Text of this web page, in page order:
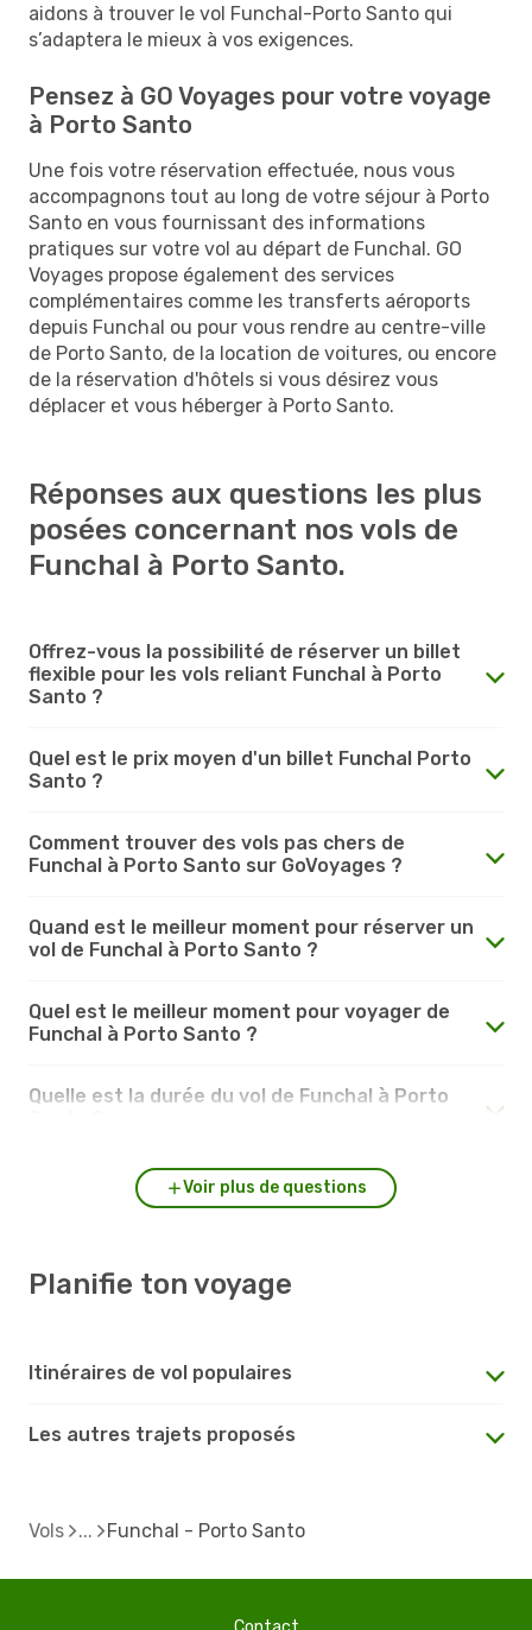
aidons à trouver le vol Funchal-Porto Santo qui
s’adaptera le mieux à vos exigences.
Pensez à GO Voyages pour votre voyage
à Porto Santo
Une fois votre réservation effectuée, nous vous
accompagnons tout au long de votre séjour à Porto
Santo en vous fournissant des informations
pratiques sur votre vol au départ de Funchal. GO
Voyages propose également des services
complémentaires comme les transferts aéroports
depuis Funchal ou pour vous rendre au centre-ville
de Porto Santo, de la location de voitures, ou encore
de la réservation d'hôtels si vous désirez vous
déplacer et vous héberger à Porto Santo.
Réponses aux questions les plus
posées concernant nos vols de
Funchal à Porto Santo.
Offrez-vous la possibilité de réserver un billet
flexible pour les vols reliant Funchal à Porto
Santo ?
Quel est le prix moyen d'un billet Funchal Porto
Santo ?
Comment trouver des vols pas chers de
Funchal à Porto Santo sur GoVoyages ?
Quand est le meilleur moment pour réserver un
vol de Funchal à Porto Santo ?
Quel est le meilleur moment pour voyager de
Funchal à Porto Santo ?
Quelle est la durée du vol de Funchal à Porto
Voir plus de questions
Planifie ton voyage
Itinéraires de vol populaires
Les autres trajets proposés
Vols Funchal - Porto Santo